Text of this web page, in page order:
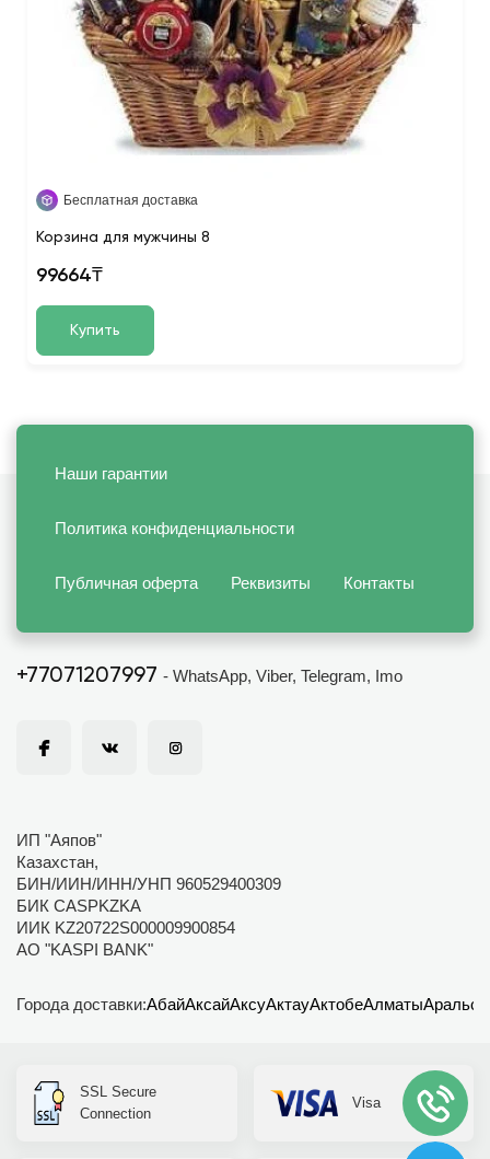
Бесплатная доставка
Корзина для мужчины 8
99664₸
Купить
Наши гарантии
Политика конфиденциальности
Публичная оферта Реквизиты Контакты
+77071207997 - WhatsApp, Viber, Telegram, Imo
ИП "Аяпов"
Казахстан,
БИН/ИИН/ИНН/УНП 960529400309
БИК CASPKZKA
ИИК KZ20722S000009900854
АО "KASPI BANK"
Города доставки:АбайАксайАксуАктауАктобеАлматыАральск
SSL Secure
Connection
Visa